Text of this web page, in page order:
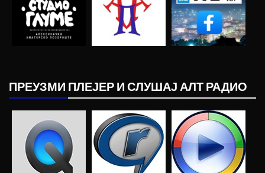
ПРЕУЗМИ ПЛЕЈЕР И СЛУШАЈ АЛТ РАДИО